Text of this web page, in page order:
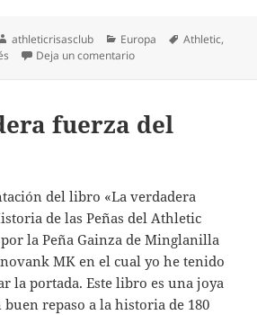
Autor
athleticrisasclub Categorías
Europa Etiquetas
Athletic,
Deja un comentarioen Athletic-O. de
fuerza del
del libro «La verdadera
de las Peñas del Athletic
la Peña Gainza de Minglanilla
MK en el cual yo he tenido
la portada. Este libro es una joya
buen repaso a la historia de 180